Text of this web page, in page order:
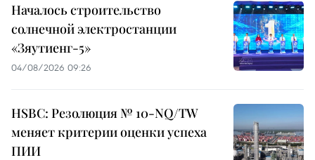
Началось строительство
солнечной электростанции
«Зяутиенг-5»
04/08/2026 09:26
HSBC: Резолюция № 10-NQ/TW
меняет критерии оценки успеха
ПИИ